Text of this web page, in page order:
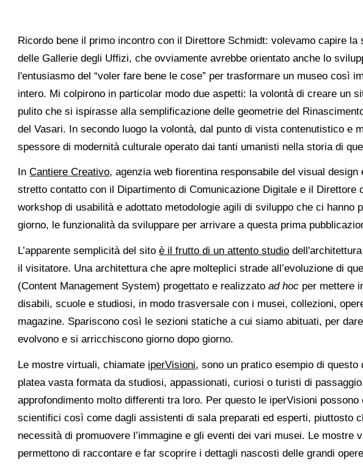
Ricordo bene il primo incontro con il Direttore Schmidt: volevamo capire la
delle Gallerie degli Uffizi, che ovviamente avrebbe orientato anche lo
l'entusiasmo del “voler fare bene le cose” per trasformare un museo così
intero. Mi colpirono in particolar modo due aspetti: la volontà di creare un
pulito che si ispirasse alla semplificazione delle geometrie del
del Vasari. In secondo luogo la volontà, dal punto di vista contenutistico e
spessore di modernità culturale operato dai tanti umanisti nella storia di
InCantiere Creativo, agenzia web fiorentina responsabile del visual
stretto contatto con il Dipartimento di Comunicazione Digitale e il Direttore
workshop di usabilità e adottato metodologie agili di sviluppo che ci hanno
giorno, le funzionalità da sviluppare per arrivare a questa prima
L’apparente semplicità del sitoè il frutto di un attento studio
il visitatore. Una architettura che apre molteplici strade all’evoluzione di
(Content Management System) progettato e realizzatoad hoc per mettere
disabili, scuole e studiosi, in modo trasversale con i musei, collezioni,
magazine. Spariscono così le sezioni statiche a cui siamo abituati, per
evolvono e si arricchiscono giorno dopo giorno.
Le mostre virtuali, chiamate iperVisioni, sono un pratico esempio di
platea vasta formata da studiosi, appassionati, curiosi o turisti di
approfondimento molto differenti tra loro. Per questo le iperVisioni
scientifici così come dagli assistenti di sala preparati ed esperti, piuttosto
necessità di promuovere l’immagine e gli eventi dei vari musei. Le mostre
permettono di raccontare e far scoprire i dettagli nascosti delle grandi